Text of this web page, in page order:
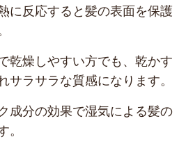
に反応すると髪の表面を保護
乾燥しやすい方でも、乾かす
サラサラな質感になります。
成分の効果で湿気による髪の